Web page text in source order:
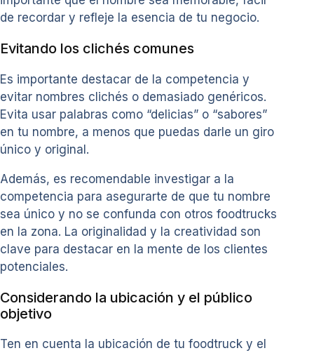
de recordar y refleje la esencia de tu negocio.
Evitando los clichés comunes
Es importante destacar de la competencia y
evitar nombres clichés o demasiado genéricos.
Evita usar palabras como “delicias” o “sabores”
en tu nombre, a menos que puedas darle un giro
único y original.
Además, es recomendable investigar a la
competencia para asegurarte de que tu nombre
sea único y no se confunda con otros foodtrucks
en la zona. La originalidad y la creatividad son
clave para destacar en la mente de los clientes
potenciales.
Considerando la ubicación y el público
objetivo
Ten en cuenta la ubicación de tu foodtruck y el